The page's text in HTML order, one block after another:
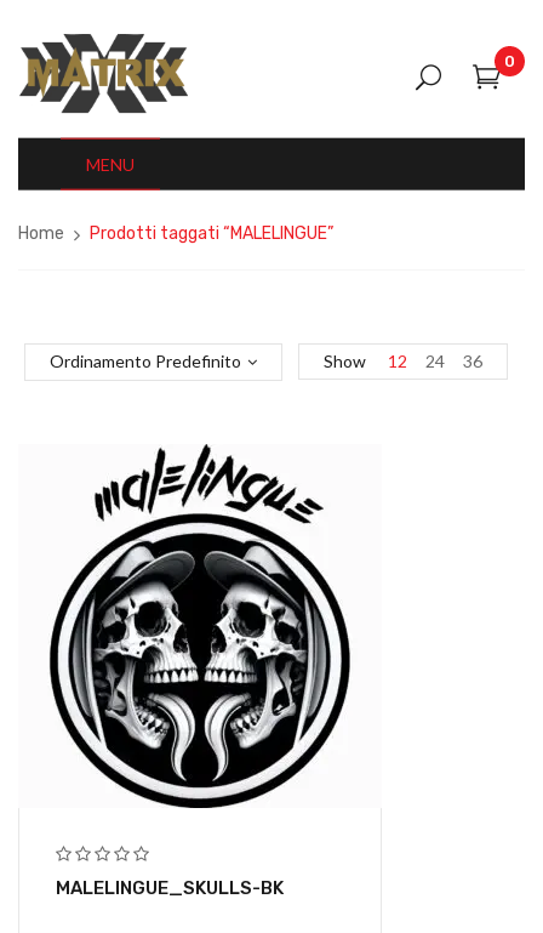
0
MENU
Home Prodotti taggati “MALELINGUE”
Ordinamento Predefinito Show 12 24 36
MALELINGUE_SKULLS-BK